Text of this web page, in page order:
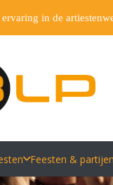
in de
Feesten & partijen